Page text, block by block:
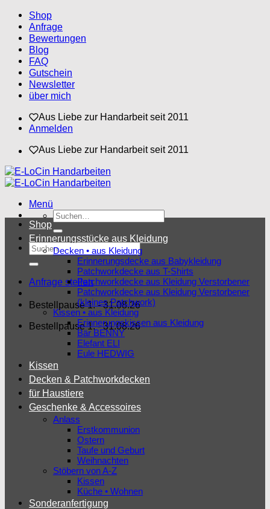
Zum
Inhalt
springen
Shop
Anfrage
Bewertungen
Blog
FAQ
Gutschein
Newsletter
über mich
Aus Liebe zur Handarbeit seit 2011
Anmelden
Aus Liebe zur Handarbeit seit 2011
Menü
Suchen
nach:
Suchen
nach:
Anfrage stellen
Bestellpause 1. - 31.08.26
Bestellpause 1. - 31.08.26
Shop
Erinnerungsstücke aus Kleidung
Decken • aus Kleidung
Erinnerungsdecke aus Babykleidung
Patchworkdecke aus T-Shirts
Patchworkdecke aus Kleidung Verstorbener
Patchworkdecke aus Kleidung Verstorbener
(kleines Patchwork)
Kissen • aus Kleidung
Erinnerungskissen aus Kleidung
Bär BENNY
Elefant ELI
Eule HEDWIG
Kissen
Decken & Patchworkdecken
für Haustiere
Geschenke & Accessoires
Anlass
Erstkommunion
Ostern
Taufe und Geburt
Weihnachten
Stöbern von A-Z
Kissen
Küche • Wohnen
Sonderanfertigung